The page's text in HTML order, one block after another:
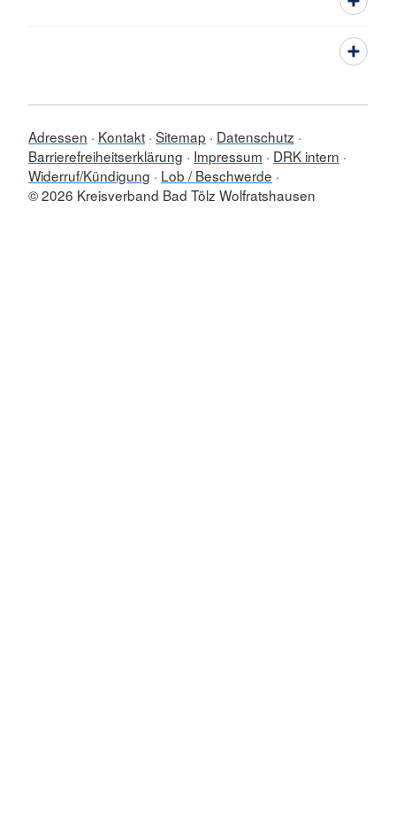
Adressen Kontakt Sitemap
Datenschutz
Barrierefreiheitserklärung
Impressum
DRK intern
Widerruf/Kündigung
Lob / Beschwerde
© 2026 Kreisverband Bad Tölz Wolfratshausen